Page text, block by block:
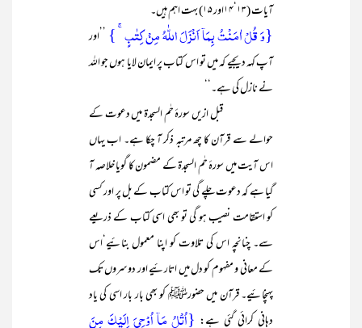
آیات (۱۳‘۱۴اور ۱۵) بہت اہم ہیں۔
{وَ قُلۡ اٰمَنۡتُ بِمَاۤ اَنۡزَلَ اللّٰہُ مِنۡ کِتٰبٍ ۚ } ’’اور
آپ کہہ دیجیے کہ میں تو اس کتاب پر ایمان لایا ہوں جو اللہ
نے نازل کی ہے۔‘‘
قبل ازیں سورۂ حٰم السجدۃ میں دعوت کے
حوالے سے قرآن کا چھ مرتبہ ذکر آ چکا ہے۔ اب یہاں
اس آیت میں سورۂ حٰم السجدۃ کے مضمون کا گویا خلاصہ آ
گیا ہے کہ دعوت چلے گی تو اس کتاب کے بل پر اور کسی
کو استقامت نصیب ہو گی تو بھی اسی کتاب کے ذریعے
سے۔ چنانچہ اس کی تلاوت کو اپنا معمول بنائیے‘اس
کے معانی و مفہوم کو دل میں اتارئیے اور دوسروں تک
پہنچائیے۔ قرآن میں حضورﷺ کو بھی بار بار اسی کی یاد
دہانی کرائی گئی ہے: {اُتۡلُ مَاۤ اُوۡحِیَ اِلَیۡکَ مِنَ